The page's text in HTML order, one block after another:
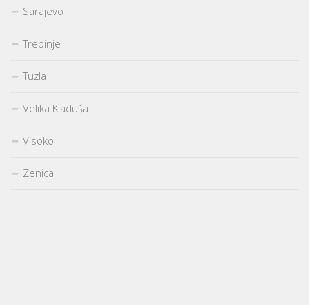
Sarajevo
Trebinje
Tuzla
Velika Kladuša
Visoko
Zenica